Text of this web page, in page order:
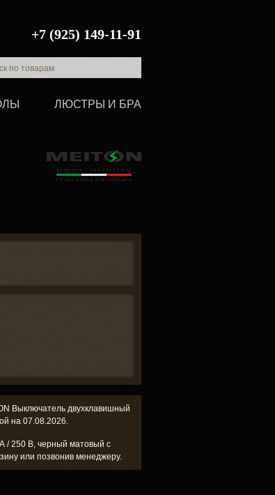
+7 (925) 149-11-91
ЛЮСТРЫ И БРА
Выключатель двухклавишный
на 07.08.2026.
/ 250 В, черный матовый с
или позвонив менеджеру.